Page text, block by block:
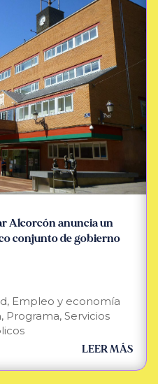
Alcorcón anuncia un
conjunto de gobierno
, Empleo y economía
, Programa, Servicios
LEER MÁS